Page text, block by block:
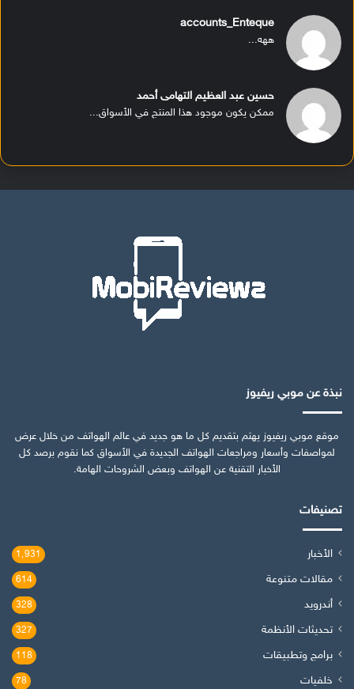
accounts_Enteque
ههه...
حسين عبد العظيم التهامى أحمد
ممكن يكون موجود هذا المنتج في الأسواق...
نبذة عن موبي ريفيوز
موقع موبي ريفيوز يهتم بتقديم كل ما هو جديد في عالم الهواتف من خلال عرض
لمواصفات وأسعار ومراجعات الهواتف الجديدة في الأسواق كما نقوم برصد كل
الأخبار التقنية عن الهواتف وبعض الشروحات الهامة.
تصنيفات
الأخبار 1٬931
مقالات متنوعة 614
أندرويد 328
تحديثات الأنظمة 327
برامج وتطبيقات 118
خلفيات 78